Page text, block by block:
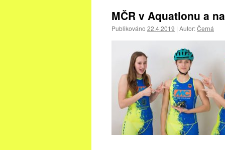
MČR v Aquatlonu a
Publikováno 22.4.2019 | Autor:Černá